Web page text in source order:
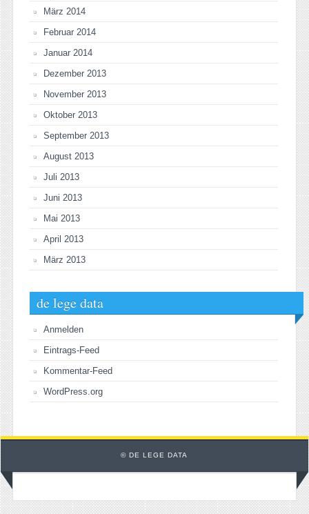
März 2014
Februar 2014
Januar 2014
Dezember 2013
November 2013
Oktober 2013
September 2013
August 2013
Juli 2013
Juni 2013
Mai 2013
April 2013
März 2013
de lege data
Anmelden
Eintrags-Feed
Kommentar-Feed
WordPress.org
© DE LEGE DATA